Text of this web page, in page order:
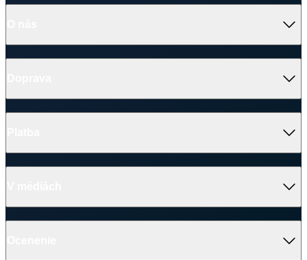
Výhody oblečenia CityZen
Doprava a platba
Darčekové poukazy
Kontakt
Pre B2B
Ako vyrábame chytré oblečenie